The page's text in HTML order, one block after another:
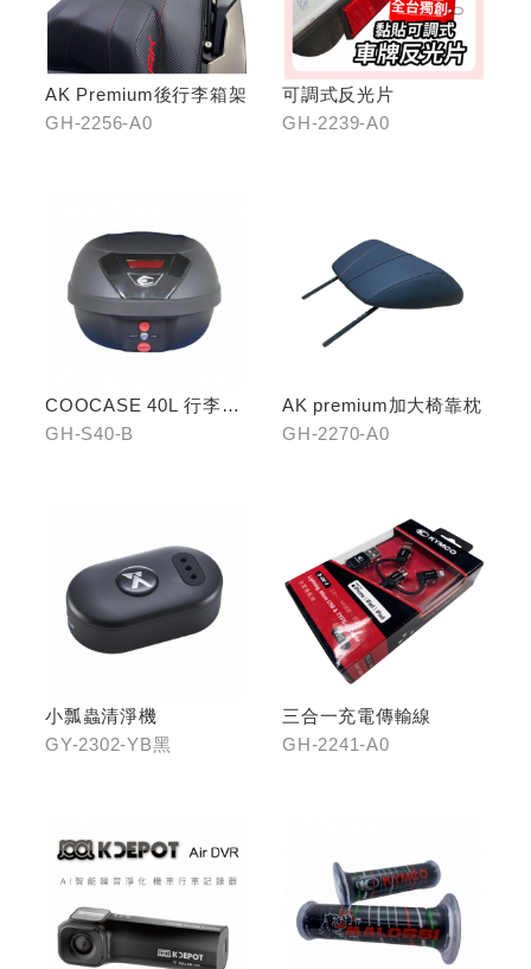
AK Premium後行李箱架
GH-2256-A0
可調式反光片
GH-2239-A0
COOCASE 40L 行李箱(
黑)
GH-S40-B
AK premium加大椅靠枕
GH-2270-A0
小瓢蟲清淨機
GY-2302-YB黑
三合一充電傳輸線
GH-2241-A0